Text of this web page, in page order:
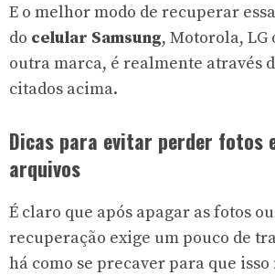
E o melhor modo de recuperar
do celular Samsung, Motorola,
outra marca, é realmente através
citados acima.
Dicas para evitar perder fotos
arquivos
É claro que após apagar as fotos
recuperação exige um pouco de
há como se precaver para que